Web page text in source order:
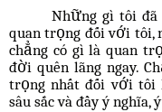
Những gì tôi
quan trọng đối với tôi,
chẳng có gì là quan
đời quên lãng ngay.
trọng nhất đối với tôi
sâu sắc và đầy ý nghĩa,